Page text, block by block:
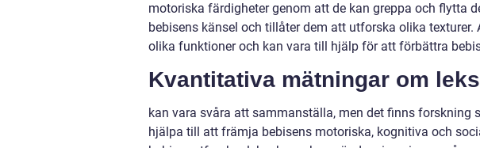
motoriska färdigheter genom att de kan greppa och flytta
bebisens känsel och tillåter dem att utforska olika
olika funktioner och kan vara till hjälp för att förbättra
Kvantitativa mätningar om
kan vara svåra att sammanställa, men det finns forskning
hjälpa till att främja bebisens motoriska, kognitiva och